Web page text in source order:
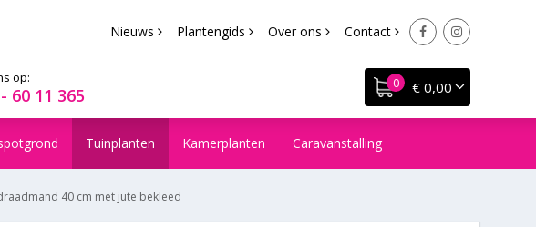
40 cm met jute bekleed
Nieuws Plantengids Over ons Contact
€ 0,00
op:
60 11 365
Tuinplanten Kamerplanten Caravanstalling